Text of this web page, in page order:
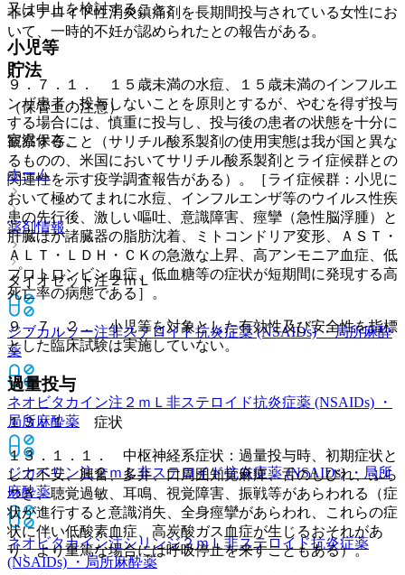
非ステロイド性消炎鎮痛剤を長期間投与されている女性にお
いて、一時的不妊が認められたとの報告がある。
貯法
（保管上の注意）
室温保存。
ホーム
薬剤情報
タイオゼット注２ｍＬ
ジブカルソー注非ステロイド抗炎症薬 (NSAIDs) ・局所麻酔
薬
ネオビタカイン注２ｍＬ 非ステロイド抗炎症薬 (NSAIDs) ・
局所麻酔薬
ジカベリン注２ｍＬ非ステロイド抗炎症薬 (NSAIDs) ・局所
麻酔薬
ネオビタカイン注シリンジ２ｍＬ 非ステロイド抗炎症薬
(NSAIDs) ・局所麻酔薬
又は中止を検討すること。
小児等
９．７．１． １５歳未満の水痘、１５歳未満のインフルエ
ンザ患者：投与しないことを原則とするが、やむを得ず投与
する場合には、慎重に投与し、投与後の患者の状態を十分に
観察すること（サリチル酸系製剤の使用実態は我が国と異な
るものの、米国においてサリチル酸系製剤とライ症候群との
関連性を示す疫学調査報告がある）。［ライ症候群：小児に
おいて極めてまれに水痘、インフルエンザ等のウイルス性疾
患の先行後、激しい嘔吐、意識障害、痙攣（急性脳浮腫）と
肝臓ほか諸臓器の脂肪沈着、ミトコンドリア変形、ＡＳＴ・
ＡＬＴ・ＬＤＨ・ＣＫの急激な上昇、高アンモニア血症、低
プロトロンビン血症、低血糖等の症状が短期間に発現する高
死亡率の病態である］。
９．７．２． 小児等を対象とした有効性及び安全性を指標
とした臨床試験は実施していない。
過量投与
１３．１． 症状
１３．１．１． 中枢神経系症状：過量投与時、初期症状と
して不安、興奮、多弁、口周囲知覚麻痺、舌のしびれ、ふら
つき、聴覚過敏、耳鳴、視覚障害、振戦等があらわれる（症
状が進行すると意識消失、全身痙攣があらわれ、これらの症
状に伴い低酸素血症、高炭酸ガス血症が生じるおそれがあ
り、より重篤な場合には呼吸停止を来すこともある）。